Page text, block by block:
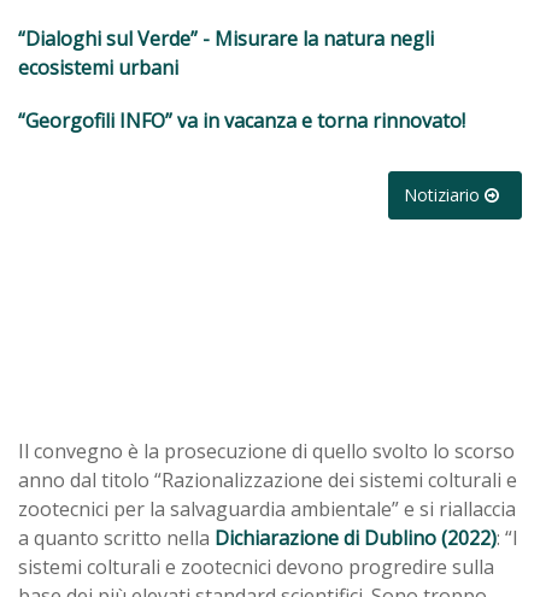
“Dialoghi sul Verde” - Misurare la natura negli
ecosistemi urbani
“Georgofili INFO” va in vacanza e torna rinnovato!
Notiziario
Il convegno è la prosecuzione di quello svolto lo scorso
anno dal titolo “Razionalizzazione dei sistemi colturali e
zootecnici per la salvaguardia ambientale” e si riallaccia
a quanto scritto nella Dichiarazione di Dublino (2022): “I
sistemi colturali e zootecnici devono progredire sulla